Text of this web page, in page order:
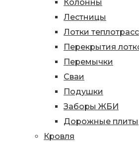
Колонны
Лестницы
Лотки теплотрасс
Перекрытия
Перемычки
Сваи
Подушки
Заборы ЖБИ
Дорожные плиты
Кровля